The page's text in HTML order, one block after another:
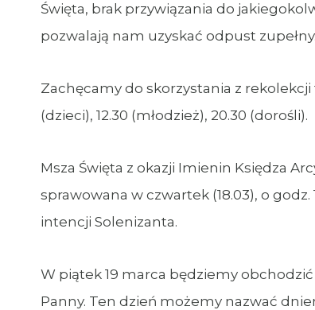
Święta, brak przywiązania do
pozwalają nam uzyskać odpust
Zachęcamy do skorzystania z
(dzieci), 12.30 (młodzież), 20.30 (dorośli).
Msza Święta z okazji Imienin Księdza
sprawowana w czwartek (18.03), o
intencji Solenizanta.
W piątek 19 marca będziemy
Panny. Ten dzień możemy nazwać